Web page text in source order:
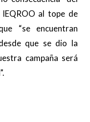
al tope de
“se encuentran
que se dio la
campaña será